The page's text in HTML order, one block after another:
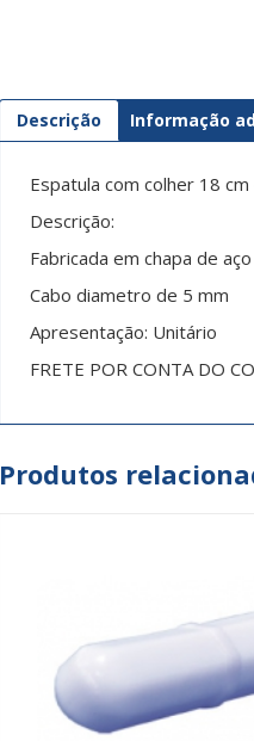
Descrição Informação
Espatula com colher 18
Descrição:
Fabricada em chapa de
Cabo diametro de 5 mm
Apresentação: Unitário
FRETE POR CONTA DO
Produtos